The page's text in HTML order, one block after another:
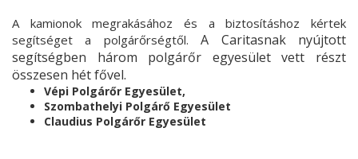
A kamionok megrakásához és a biztosításhoz kértek
segítséget a polgárőrségtől.A Caritasnak nyújtott
segítségben három polgárőr egyesület vett részt
összesen hét fővel.
Vépi Polgárőr Egyesület,
Szombathelyi Polgárő Egyesület
Claudius Polgárőr Egyesület